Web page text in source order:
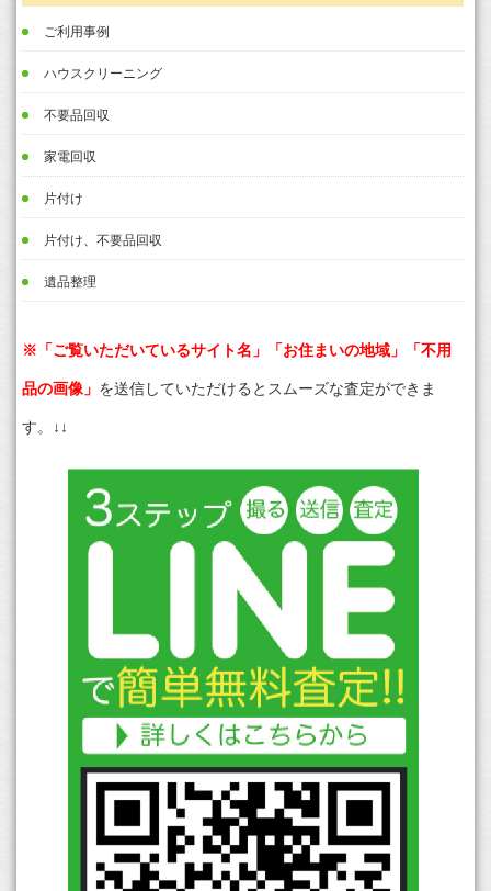
ご利用事例
ハウスクリーニング
不要品回収
家電回収
片付け
片付け、不要品回収
遺品整理
※「ご覧いただいているサイト名」「お住まいの地域」「不用
品の画像」 を送信していただけるとスムーズな査定ができま
す。↓↓